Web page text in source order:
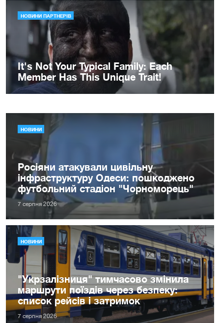
НОВИНИ
Росіяни атакували цивільну
інфраструктуру Одеси: пошкоджено
футбольний стадіон "Чорноморець"
7 серпня 2026
НОВИНИ
"Укрзалізниця" тимчасово змінила
маршрути поїздів через безпеку:
список рейсів і затримок
7 серпня 2026